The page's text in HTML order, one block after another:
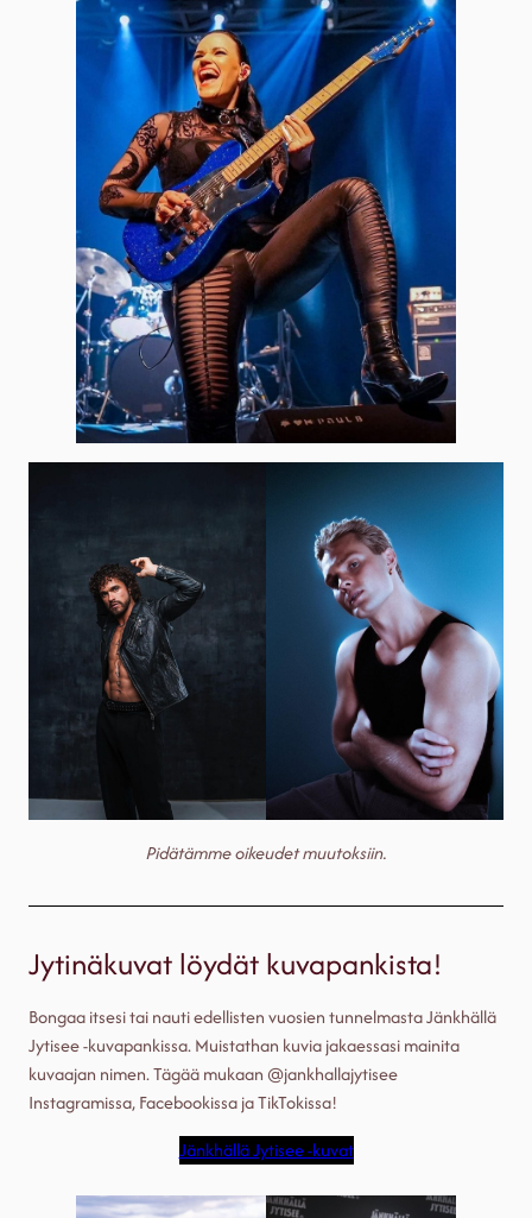
Pidätämme oikeudet muutoksiin.
Jytinäkuvat löydät kuvapankista!
Bongaa itsesi tai nauti edellisten vuosien tunnelmasta Jänkhällä
Jytisee -kuvapankissa. Muistathan kuvia jakaessasi mainita
kuvaajan nimen. Tägää mukaan @jankhallajytisee
Instagramissa, Facebookissa ja TikTokissa!
Jänkhällä Jytisee -kuvat